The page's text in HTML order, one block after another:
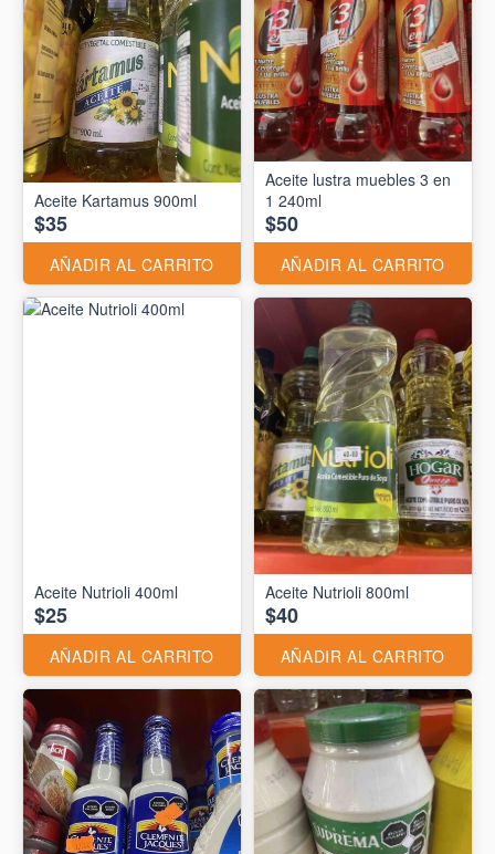
Aceite Kartamus 900ml
$35
AÑADIR AL CARRITO
Aceite lustra muebles 3 en
1 240ml
$50
AÑADIR AL CARRITO
Aceite Nutrioli 400ml
$25
AÑADIR AL CARRITO
Aceite Nutrioli 800ml
$40
AÑADIR AL CARRITO